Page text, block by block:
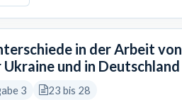
in der Arbeit von
und in Deutschland
3 23 bis 28